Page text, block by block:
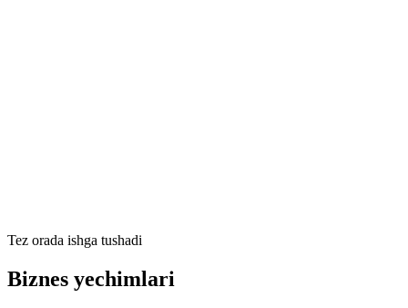
Tez orada ishga tushadi
Biznes yechimlari